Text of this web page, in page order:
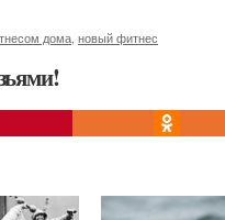
дома новый фитнес